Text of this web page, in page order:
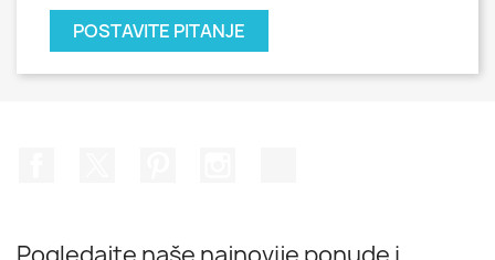
POSTAVITE PITANJE